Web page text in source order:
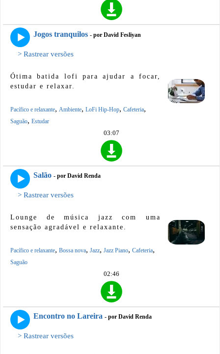
Jogos tranquilos - por David Fesliyan
> Rastrear versões
Ótima batida lofi para ajudar a focar,
estudar e relaxar.
Pacífico e relaxante, Ambiente, LoFi Hip-Hop, Cafeteria,
Saguão, Estudar
03:07
Salão - por David Renda
> Rastrear versões
Lounge de música jazz com uma
sensação agradável e relaxante.
Pacífico e relaxante, Bossa nova, Jazz, Jazz Piano, Cafeteria,
Saguão
02:46
Encontro no Lareira - por David Renda
> Rastrear versões